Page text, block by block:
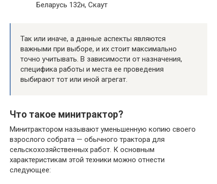
Беларусь 132н, Скаут
Так или иначе, а данные аспекты являются
важными при выборе, и их стоит максимально
точно учитывать. В зависимости от назначения,
специфика работы и места ее проведения
выбирают тот или иной агрегат.
Что такое минитрактор?
Минитрактором называют уменьшенную копию своего
взрослого собрата — обычного трактора для
сельскохозяйственных работ. К основным
характеристикам этой техники можно отнести
следующее: